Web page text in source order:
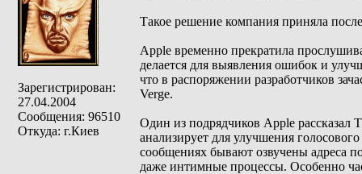
Зарегистрирован:
27.04.2004
Сообщения: 96510
Откуда: г.Киев
Такое решение компания приняла
Apple временно прекратила
делается для выявления ошибок и
что в распоряжении разработчиков
Verge.
Один из подрядчиков Apple рассказал
анализирует для улучшения
сообщениях бывают озвучены адреса
даже интимные процессы. Особенно